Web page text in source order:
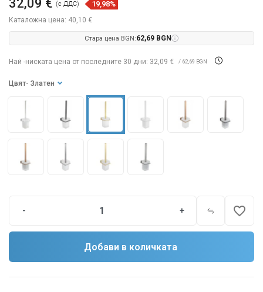
Каталожна цена: 40,10 €
32,09 € (с ДДС) 19,98%
Стара цена BGN:62,69 BGN
Най -ниската цена от последните 30 дни: 32,09 € / 62,69 BGN
Цвят - Златен
- + favorite_border
Добави в количката